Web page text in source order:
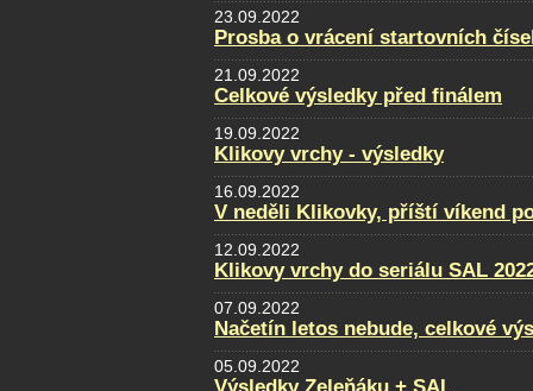
23.09.2022
Prosba o vrácení startovních
21.09.2022
Celkové výsledky před finálem
19.09.2022
Klikovy vrchy - výsledky
16.09.2022
V neděli Klikovky, příští víkend
12.09.2022
Klikovy vrchy do seriálu SAL
07.09.2022
Načetín letos nebude, celkové
05.09.2022